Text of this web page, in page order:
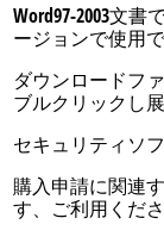
Word97-2003文
ージョンで使用で
ダウンロードフ
ブルクリックし
セキュリティソ
購入申請に関連
す、ご利用くださ